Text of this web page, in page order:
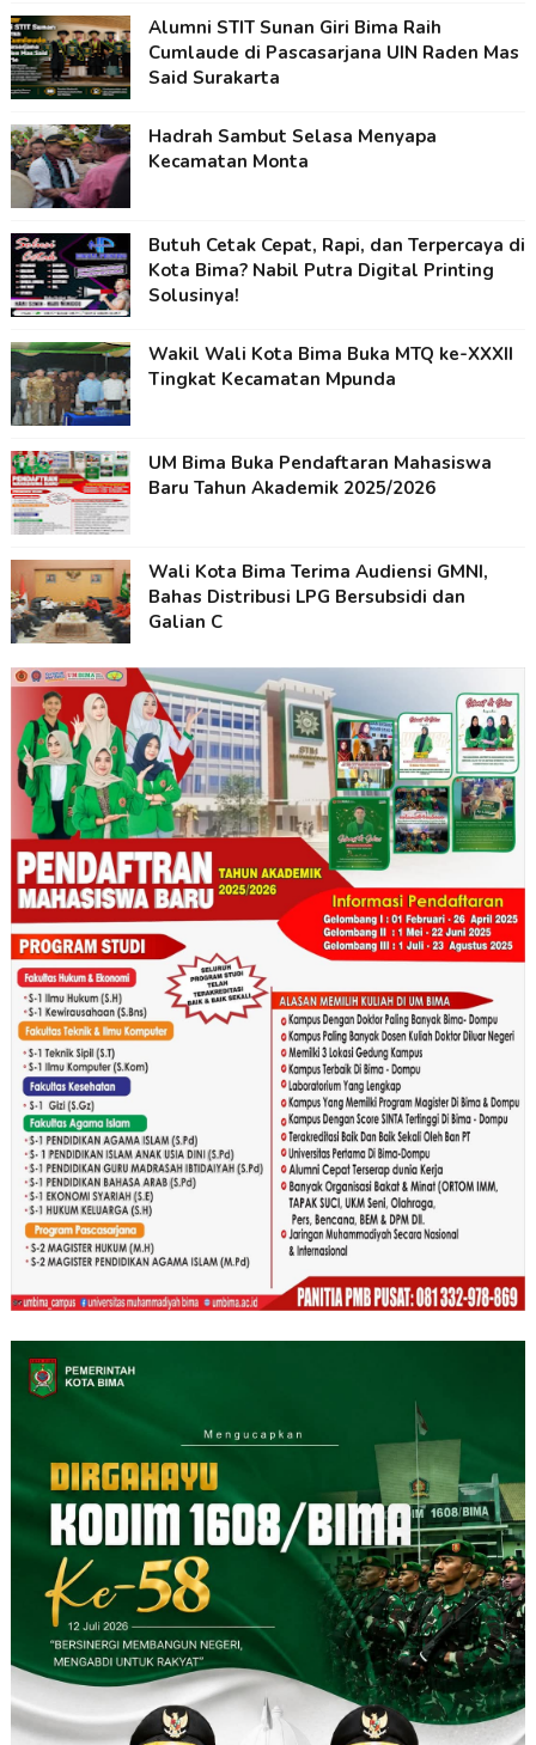
Alumni STIT Sunan Giri Bima Raih
Cumlaude di Pascasarjana UIN Raden Mas
Said Surakarta
Hadrah Sambut Selasa Menyapa
Kecamatan Monta
Butuh Cetak Cepat, Rapi, dan Terpercaya di
Kota Bima? Nabil Putra Digital Printing
Solusinya!
Wakil Wali Kota Bima Buka MTQ ke-XXXII
Tingkat Kecamatan Mpunda
UM Bima Buka Pendaftaran Mahasiswa
Baru Tahun Akademik 2025/2026
Wali Kota Bima Terima Audiensi GMNI,
Bahas Distribusi LPG Bersubsidi dan
Galian C